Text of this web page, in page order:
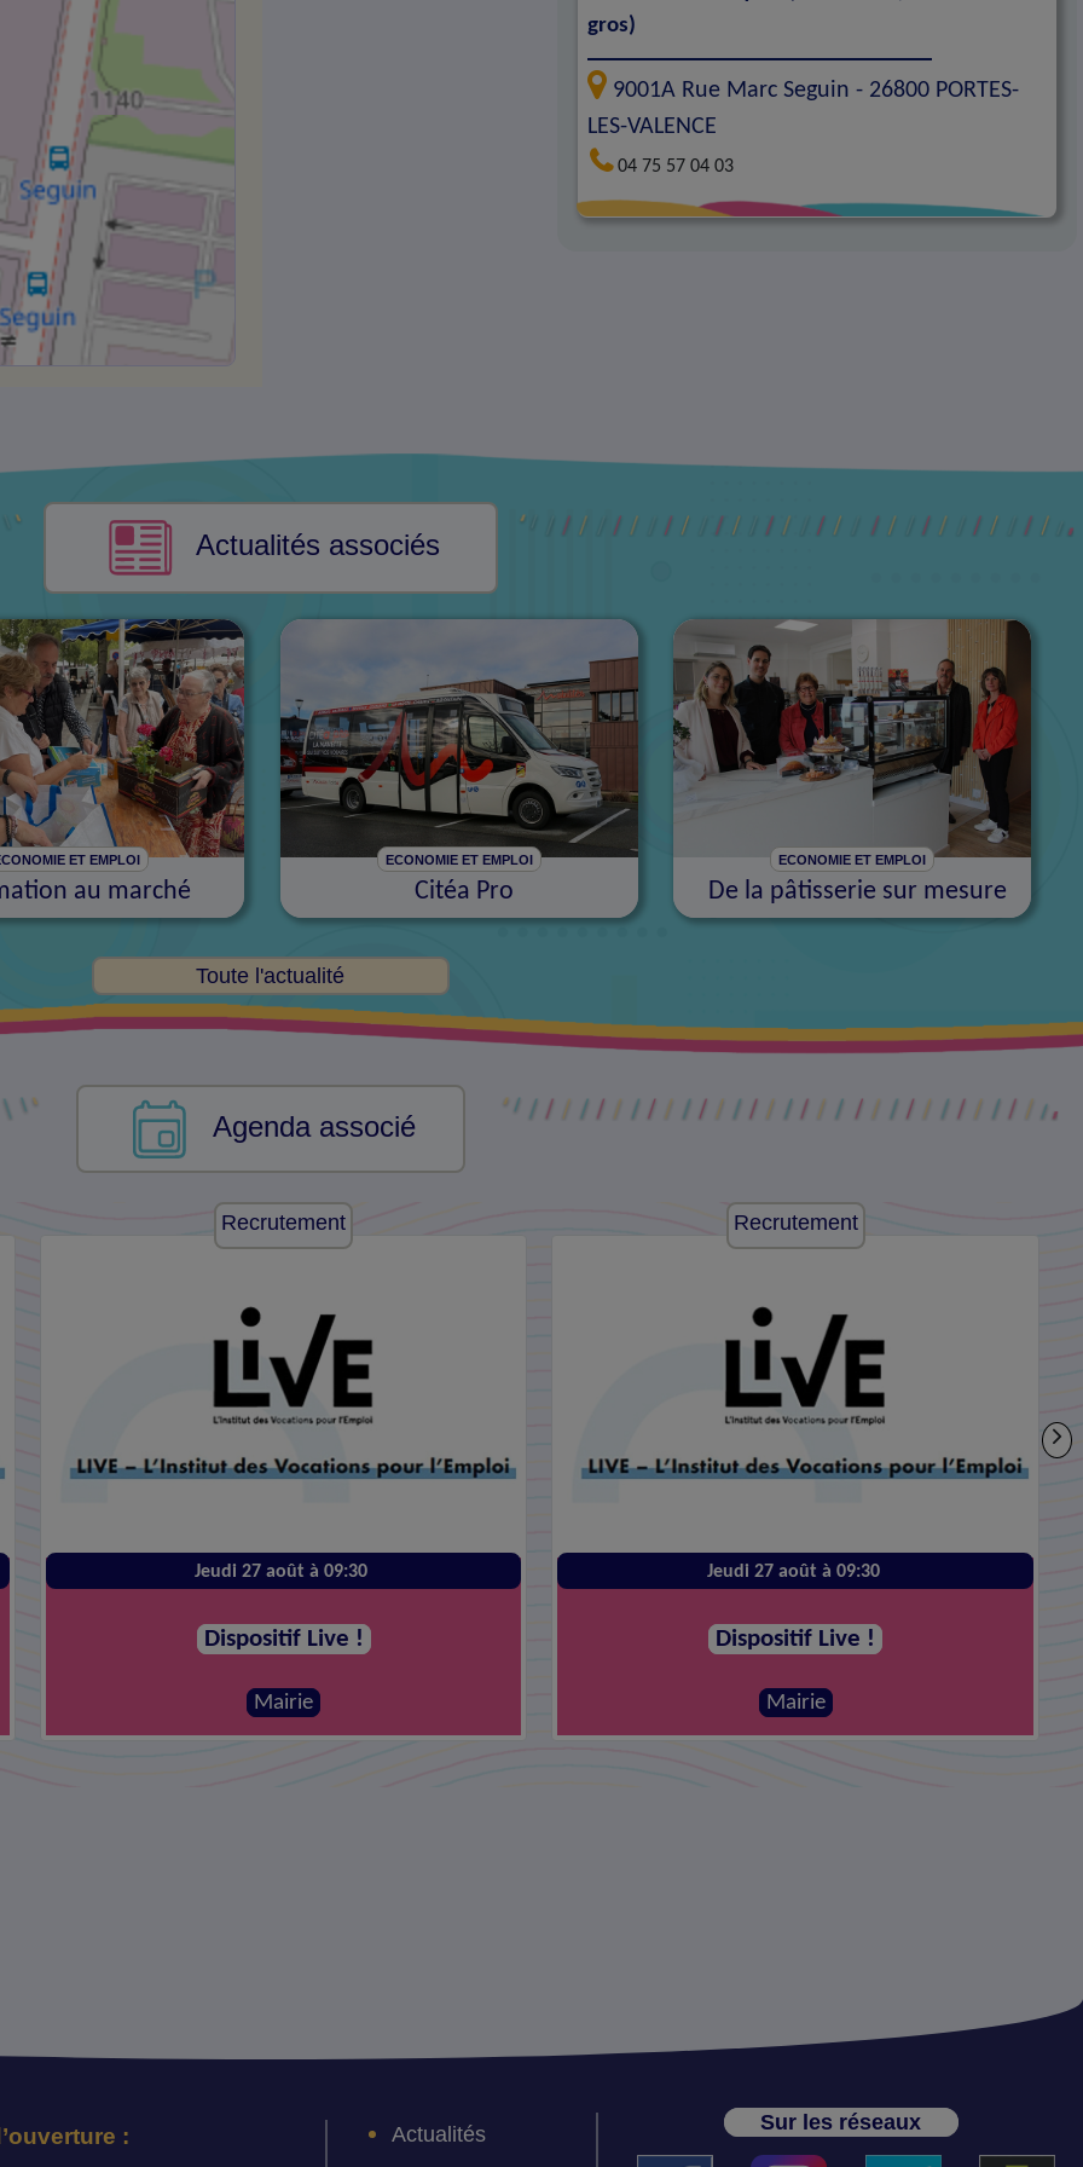
gros)
9001A Rue Marc Seguin - 26800 PORTES-
LES-VALENCE
04 75 57 04 03
Actualités associés
ET EMPLOI
au marché
ECONOMIE ET EMPLOI
Citéa Pro
ECONOMIE ET EMPLOI
De la pâtisserie sur mesure
Toute l'actualité
Agenda associé
Recrutement
Jeudi 27 août à 09:30
Dispositif Live !
Mairie
Recrutement
Jeudi 27 août à 09:30
Dispositif Live !
Mairie
: Actualités
Sur les réseaux